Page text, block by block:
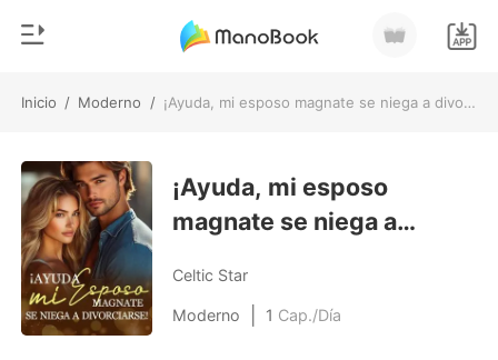
Inicio / Moderno / ¡Ayuda, mi esposo magnate se niega a divorciarse!
0
Recargar
Historia
Salir
Género
Moderno
Hombre Lobo
Cuentos
¡Ayuda, mi esposo
magnate se niega a
Celtic Star
Moderno 1 Cap./Día